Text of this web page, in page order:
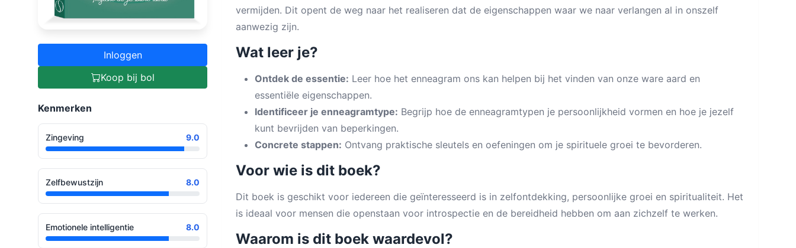
Inloggen
Koop bij bol
Kenmerken
Zingeving 9.0
Zelfbewustzijn 8.0
Emotionele intelligentie 8.0
vermijden. Dit opent de weg naar het realiseren dat de eigenschappen waar we naar verlangen al in onszelf
aanwezig zijn.
Wat leer je?
Ontdek de essentie: Leer hoe het enneagram ons kan helpen bij het vinden van onze ware aard en
essentiële eigenschappen.
Identificeer je enneagramtype: Begrijp hoe de enneagramtypen je persoonlijkheid vormen en hoe je jezelf
kunt bevrijden van beperkingen.
Concrete stappen: Ontvang praktische sleutels en oefeningen om je spirituele groei te bevorderen.
Voor wie is dit boek?
Dit boek is geschikt voor iedereen die geïnteresseerd is in zelfontdekking, persoonlijke groei en spiritualiteit. Het
is ideaal voor mensen die openstaan voor introspectie en de bereidheid hebben om aan zichzelf te werken.
Waarom is dit boek waardevol?